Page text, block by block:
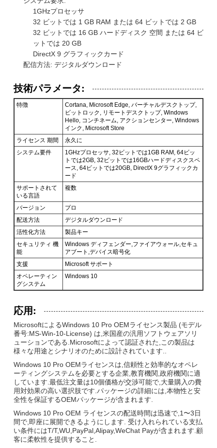
折り返しご連絡いたします！
送信
1GHzプロセッサ
32 ビットでは 1 GB RAM または 64 ビットでは 2 GB
32 ビットでは 16 GB ハードディスク 空間 または 64 ビ
ットでは 20 GB
DirectX 9 グラフィックカード
配信方法: デジタルダウンロード
技術パラメータ:
特徴
Cortana, Microsoft Edge, バーチャルデスクトップ,
ビットロック, リモートデスクトップ, Windows
Hello, コンチネーム, アクションセンター, Windows
インク, Microsoft Store
ライセンス 期間
永久に
システム要件
1GHzプロセッサ, 32ビットでは1GB RAM, 64ビッ
トでは2GB, 32ビットでは16GBハードディスクスペ
ース, 64ビットでは20GB, DirectX 9グラフィックカ
ード
サポートされて
いる言語
複数
バージョン
プロ
配送方法
デジタルダウンロード
活性化方法
製品キー
セキュリティ 機
能
Windows ディフェンダー,ファイアウォール,セキュ
アブート,デバイス暗号化
支援
Microsoft サポート
オペレーティン
グシステム
Windows 10
応用:
MicrosoftによるWindows 10 Pro OEMライセンス製品 (モデル
番号:MS-Win-10-License) は,米国産の汎用ソフトウェアソリ
ューションである.Microsoftによって認証された,この製品は
様々な用途とシナリオのために設計されています..
Windows 10 Pro OEMライセンスは,信頼性と効率的なオペレ
ーティングシステムを必要とする企業,教育機関,政府機関に適
しています.最低注文量は10個価格が交渉可能で,大量購入の費
用対効果の高い選択肢です.パッケージの詳細には,本物性と安
全性を保証するOEMパッケージが含まれます.
Windows 10 Pro OEM ライセンスの配送時間は迅速で,1〜3日
間で,即座に展開できるようにします. 受け入れられている支払
い条件にはT/T,WU,PayPal,Alipay,WeChat Payが含まれます.顧
客に柔軟性を提供すること.